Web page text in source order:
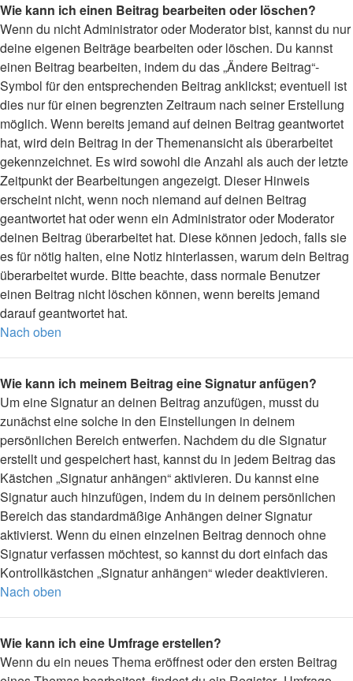
Wie kann ich einen Beitrag bearbeiten oder löschen?
Wenn du nicht Administrator oder Moderator bist, kannst du nur
deine eigenen Beiträge bearbeiten oder löschen. Du kannst
einen Beitrag bearbeiten, indem du das „Ändere Beitrag“-
Symbol für den entsprechenden Beitrag anklickst; eventuell ist
dies nur für einen begrenzten Zeitraum nach seiner Erstellung
möglich. Wenn bereits jemand auf deinen Beitrag geantwortet
hat, wird dein Beitrag in der Themenansicht als überarbeitet
gekennzeichnet. Es wird sowohl die Anzahl als auch der letzte
Zeitpunkt der Bearbeitungen angezeigt. Dieser Hinweis
erscheint nicht, wenn noch niemand auf deinen Beitrag
geantwortet hat oder wenn ein Administrator oder Moderator
deinen Beitrag überarbeitet hat. Diese können jedoch, falls sie
es für nötig halten, eine Notiz hinterlassen, warum dein Beitrag
überarbeitet wurde. Bitte beachte, dass normale Benutzer
einen Beitrag nicht löschen können, wenn bereits jemand
darauf geantwortet hat.
Nach oben
Wie kann ich meinem Beitrag eine Signatur anfügen?
Um eine Signatur an deinen Beitrag anzufügen, musst du
zunächst eine solche in den Einstellungen in deinem
persönlichen Bereich entwerfen. Nachdem du die Signatur
erstellt und gespeichert hast, kannst du in jedem Beitrag das
Kästchen „Signatur anhängen“ aktivieren. Du kannst eine
Signatur auch hinzufügen, indem du in deinem persönlichen
Bereich das standardmäßige Anhängen deiner Signatur
aktivierst. Wenn du einen einzelnen Beitrag dennoch ohne
Signatur verfassen möchtest, so kannst du dort einfach das
Kontrollkästchen „Signatur anhängen“ wieder deaktivieren.
Nach oben
Wie kann ich eine Umfrage erstellen?
Wenn du ein neues Thema eröffnest oder den ersten Beitrag